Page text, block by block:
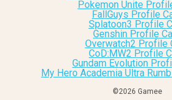
Pokemon Unite
FallGuys Profile
Splatoon3 Profile
Genshin Profile
Overwatch2 Profile
CoD:MW2 Profile
Gundam Evolution
My Hero Academia Ultra
©︎2026 Gamee